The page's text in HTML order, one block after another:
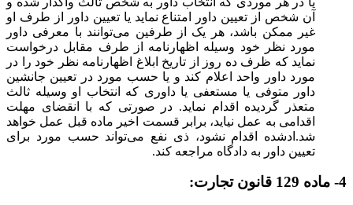
آن شخص از تعیین داور امتناع نماید یا تعیین داور از طرف او
غیر ممکن باشد، هر یک از طرفین می‌توانند با معرفی داور
مورد نظر خود وسیله اظهارنامه از طرف مقابل درخواست
نماید که ظرف ده روز از تاریخ ابلاغ اظهارنامه نظر خود را در
مورد داور واحد اعلام کند و یا حسب مورد در تعیین جانشین
داور متوفی یا مستعفی یا داوری که انتخاب او وسیله ثالث
متعذر گردیده اقدام نماید. در صورتی که با انقضای مهلت
اقدامی به عمل نیاید، برابر قسمت اخیر ماده قبل عمل خواهد
شد.ادشده اقدام نشود، ذی نفع می‌تواند حسب مورد برای
تعیین داور به دادگاه مراجعه کند.
4- ماده 129 قانون تجارت: